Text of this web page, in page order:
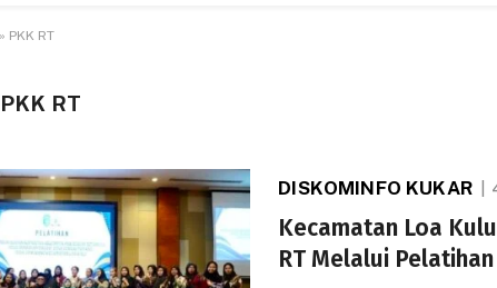
» PKK RT
PKK RT
DISKOMINFO KUKAR
Kecamatan Loa
RT Melalui